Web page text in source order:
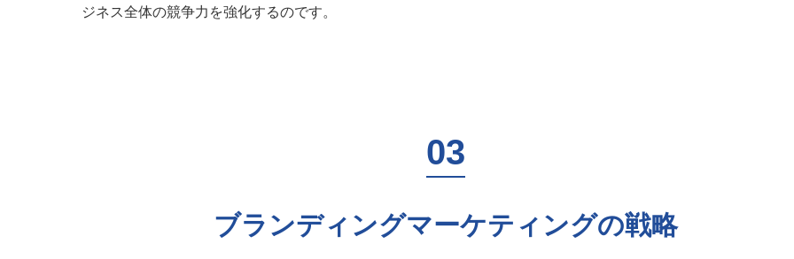
ジネス全体の競争力を強化するのです。
ブランディングマーケティングの戦略